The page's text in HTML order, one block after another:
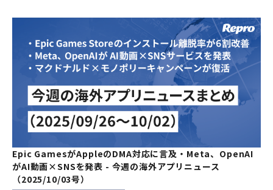
Epic GamesがAppleのDMA対応に言及・Meta、OpenAI
がAI動画×SNSを発表 - 今週の海外アプリニュース
（2025/10/03号）